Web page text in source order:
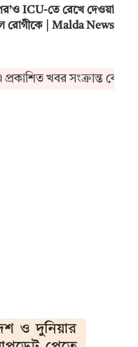
ICU-তে রেখে দেওয়া
রোগীকে | Malda News
খবর সংক্রান্ত